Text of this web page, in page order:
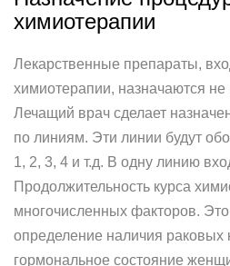
химиотерапии
Лекарственные препараты,
химиотерапии, назначаются не
Лечащий врач сделает
по линиям. Эти линии будут
1, 2, 3, 4 и т.д. В одну линию
Продолжительность курса
многочисленных факторов.
определение наличия раковых
гормональное состояние